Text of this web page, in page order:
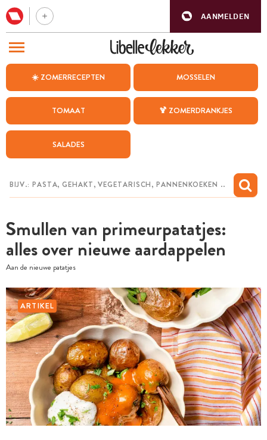
AANMELDEN
☀️ ZOMERRECEPTEN MOSSELEN
TOMAAT 🍹 ZOMERDRANKJES
SALADES
Smullen van primeurpatatjes:
alles over nieuwe aardappel­en
Aan de nieuwe patatjes
ARTIKEL
BEZOEK ONZE ANDERE WEBSITES
WEEKMENU
CHAT MET MAIA
MIJN BEWAARDE RECEPTEN